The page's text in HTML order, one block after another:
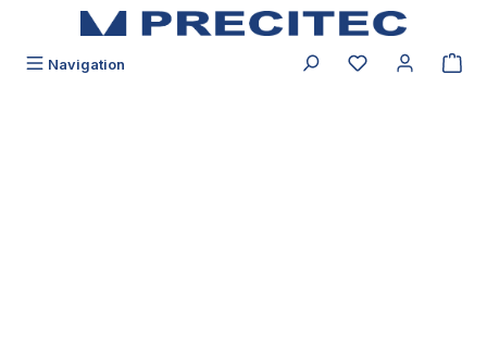
springen
Navigation Du hast 0